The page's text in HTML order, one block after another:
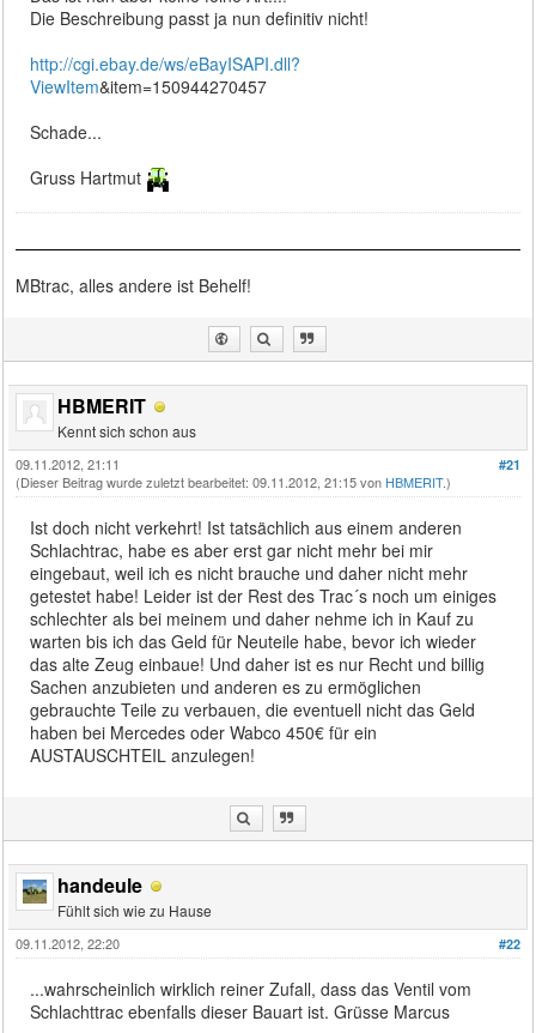
Die Beschreibung passt ja nun definitiv nicht!
http://cgi.ebay.de/ws/eBayISAPI.dll?
ViewItem&item=150944270457
Schade...
Gruss Hartmut
MBtrac, alles andere ist Behelf!
HBMERIT
Kennt sich schon aus
#21
09.11.2012, 21:11
(Dieser Beitrag wurde zuletzt bearbeitet: 09.11.2012, 21:15 von HBMERIT.)
Ist doch nicht verkehrt! Ist tatsächlich aus einem anderen
Schlachtrac, habe es aber erst gar nicht mehr bei mir
eingebaut, weil ich es nicht brauche und daher nicht mehr
getestet habe! Leider ist der Rest des Trac´s noch um einiges
schlechter als bei meinem und daher nehme ich in Kauf zu
warten bis ich das Geld für Neuteile habe, bevor ich wieder
das alte Zeug einbaue! Und daher ist es nur Recht und billig
Sachen anzubieten und anderen es zu ermöglichen
gebrauchte Teile zu verbauen, die eventuell nicht das Geld
haben bei Mercedes oder Wabco 450€ für ein
AUSTAUSCHTEIL anzulegen!
handeule
Fühlt sich wie zu Hause
#22
09.11.2012, 22:20
...wahrscheinlich wirklich reiner Zufall, dass das Ventil vom
Schlachttrac ebenfalls dieser Bauart ist. Grüsse Marcus